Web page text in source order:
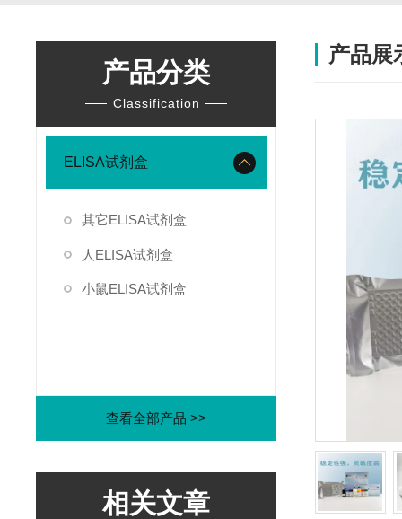
产品分类
Classification
ELISA试剂盒
其它ELISA试剂盒
人ELISA试剂盒
小鼠ELISA试剂盒
查看全部产品 >>
相关文章
产品展